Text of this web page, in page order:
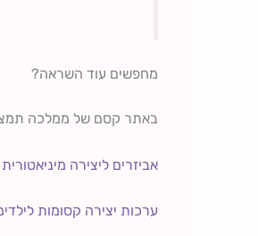
מחפשים עוד השראה?
באתר קסם של ממלכה
אביזרים ליצירה מיניאטורית
ערכות יצירה קסומות